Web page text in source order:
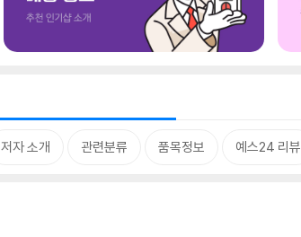
저자 소개 관련분류 품목정보 예스24 리뷰